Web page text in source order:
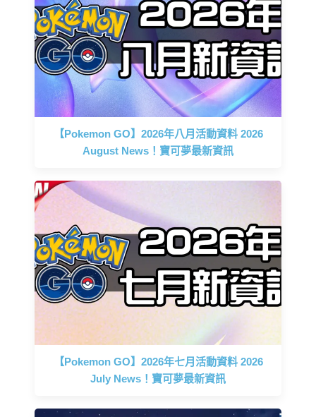
【Pokemon GO】2026年八月活動資料 2026
August News！寶可夢最新資訊
【Pokemon GO】2026年七月活動資料 2026
July News！寶可夢最新資訊